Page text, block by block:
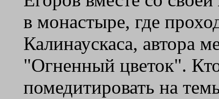
в монастыре, где
Калинаускаса, автора
"Огненный цветок".
помедитировать на